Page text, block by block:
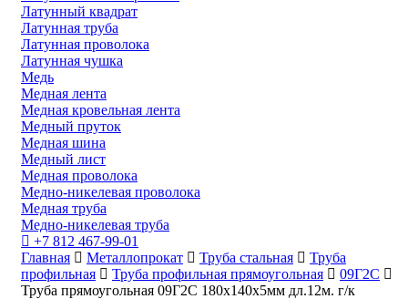
Латунный квадрат
Латунная труба
Латунная проволока
Латунная чушка
Медь
Медная лента
Медная кровельная лента
Медный пруток
Медная шина
Медный лист
Медная проволока
Медно-никелевая проволока
Медная труба
Медно-никелевая труба
+7 812 467-99-01
Главная
Металлопрокат Труба стальная
Труба
профильная
Труба профильная прямоугольная
09Г2С
Труба прямоугольная 09Г2С 180х140х5мм дл.12м. г/к